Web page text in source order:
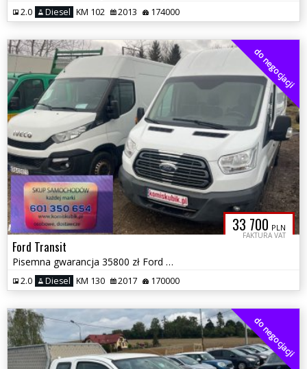
2.0 Diesel KM 102 2013 174000
33 700 PLN
FAKTURA VAT
do negocjacji
Ford Transit
Pisemna gwarancja 35800 zł Ford Transit MAX blaszak moż. zamiana
2.0 Diesel KM 130 2017 170000
do negocjacji